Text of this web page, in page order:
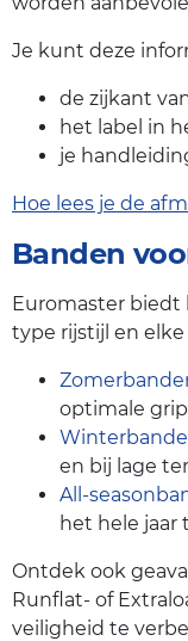
Je kunt deze
de zijkant
het label in
je
Hoe lees je de
Banden
Euromaster biedt
type rijstijl en
optimale
en bij lage
All-
het hele jaar
Ontdek ook
Runflat- of
veiligheid te